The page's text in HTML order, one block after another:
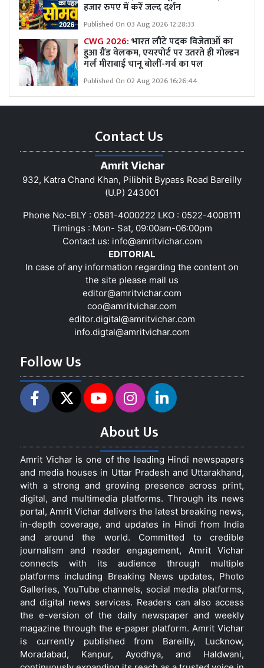
हजार रुपए में करें जल्द दर्शन
Published On 03 Aug 2026 12:28:33
CWG 2026:भारत लौटे पदक विजेताओं का
हुआ ग्रैंड वेलकम, एयरपोर्ट पर उतरते ही गोल्डन
गर्ल मीराबाई चानू बोलीं-गर्व का पल
Published On 02 Aug 2026 16:26:44
Contact Us
Amrit Vichar
932, Katra Chand Khan, Pilibhit Bypass Road Bareilly
(U.P) 243001
Phone No:-BLY : 0581-4000222 LKO : 0522-4008111
Timings : Mon- Sat, 09:00am-06:00pm
Contact us: info@amritvichar.com
EDITORIAL
In case of any information regarding the content on
the site please mail us
editor@amritvichar.com
coo@amritvichar.com
editor.digital@amritvichar.com
info.digtal@amritvichar.com
Follow Us
About Us
Amrit Vichar is one of the leading Hindi newspapers
and media houses in Uttar Pradesh and Uttarakhand,
with a strong and growing presence across print,
digital, and multimedia platforms. Through its news
portal, Amrit Vichar delivers the latest breaking news,
in-depth coverage, and updates in Hindi from India
and around the world. Committed to credible
journalism and reader engagement, Amrit Vichar
connects with its audience through multiple
platforms including Breaking News updates, Photo
Galleries, YouTube channels, social media platforms,
and digital news services. Readers can also access
the e-version of the daily newspaper and weekly
magazine through the e-paper platform. Amrit Vichar
is currently published from Bareilly, Lucknow,
Moradabad, Kanpur, Ayodhya, and Haldwani,